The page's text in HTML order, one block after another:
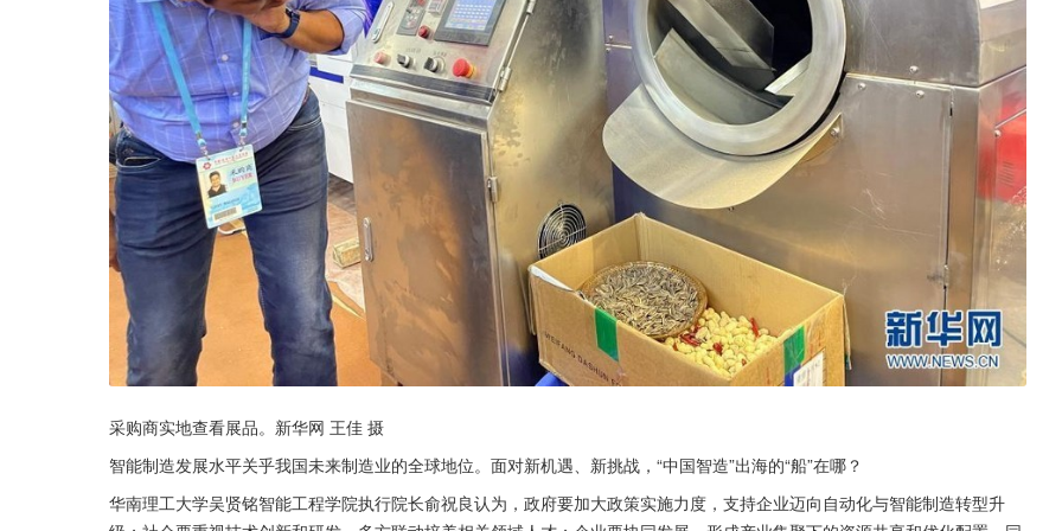
采购商实地查看展品。新华网 王佳 摄
智能制造发展水平关乎我国未来制造业的全球地位。面对新机遇、新挑战，“中国智造”出海的“船”在哪？
华南理工大学吴贤铭智能工程学院执行院长俞祝良认为，政府要加大政策实施力度，支持企业迈向自动化与智能制造转型升